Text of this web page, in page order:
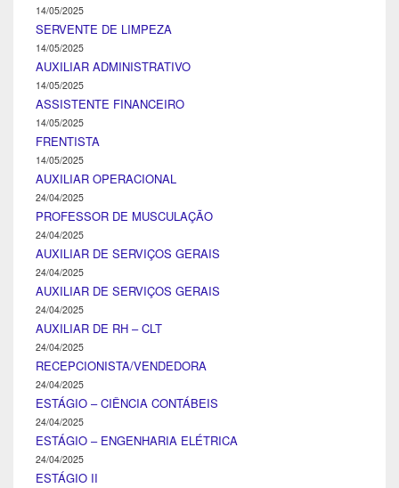
14/05/2025
SERVENTE DE LIMPEZA
14/05/2025
AUXILIAR ADMINISTRATIVO
14/05/2025
ASSISTENTE FINANCEIRO
14/05/2025
FRENTISTA
14/05/2025
AUXILIAR OPERACIONAL
24/04/2025
PROFESSOR DE MUSCULAÇÃO
24/04/2025
AUXILIAR DE SERVIÇOS GERAIS
24/04/2025
AUXILIAR DE SERVIÇOS GERAIS
24/04/2025
AUXILIAR DE RH – CLT
24/04/2025
RECEPCIONISTA/VENDEDORA
24/04/2025
ESTÁGIO – CIÊNCIA CONTÁBEIS
24/04/2025
ESTÁGIO – ENGENHARIA ELÉTRICA
24/04/2025
ESTÁGIO II